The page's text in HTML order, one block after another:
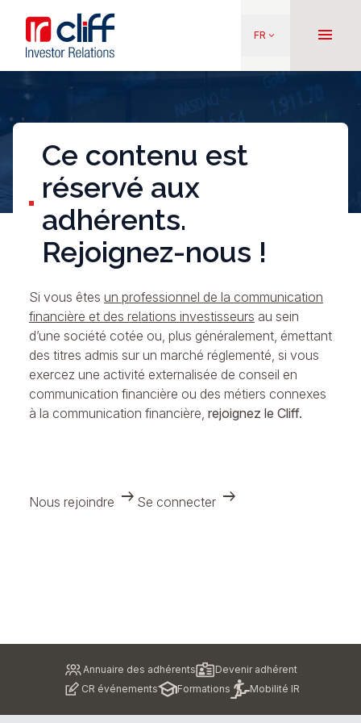
contenu
principal
Aller directement au contenu
FR keyboard_arrow_down menu
Ce contenu est
réservé aux
adhérents.
Rejoignez-nous !
Si vous êtes un professionnel de la communication
financière et des relations investisseurs au sein
d’une société cotée ou, plus généralement, émettant
des titres admis sur un marché réglementé, si vous
exercez une activité externalisée de conseil en
communication financière ou des métiers connexes
à la communication financière, rejoignez le Cliff.
Nous rejoindre arrow_right_alt Se connecter arrow_right_alt
Annuaire des adhérents
Devenir adhérent
CR événements
Formations Mobilité IR